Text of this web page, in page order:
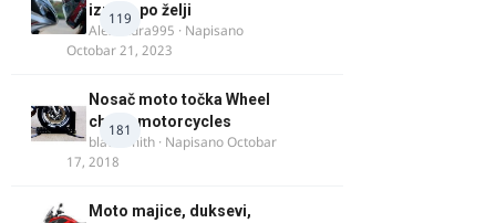
119
izrada po želji
Alexandra995 · Napisano
Octobar 21, 2023
181
Nosač moto točka Wheel
chock motorcycles
blacksmith · NapisanoOctobar
17, 2018
Moto majice, duksevi,